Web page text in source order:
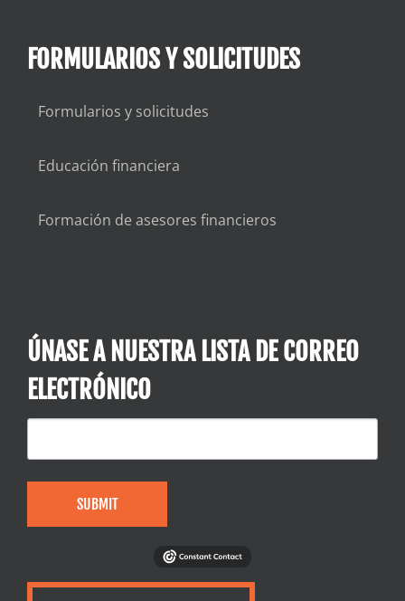
FORMULARIOS Y SOLICITUDES
Formularios y solicitudes
Educación financiera
Formación de asesores financieros
ÚNASE A NUESTRA LISTA DE CORREO
ELECTRÓNICO
SUBMIT